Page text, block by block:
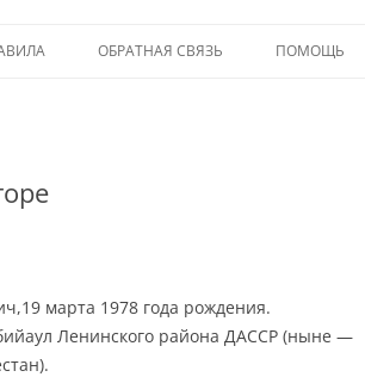
ОБРАТНАЯ СВЯЗЬ ПОМОЩЬ
марта 1978 года рождения.
Ленинского района ДАССР (ныне —